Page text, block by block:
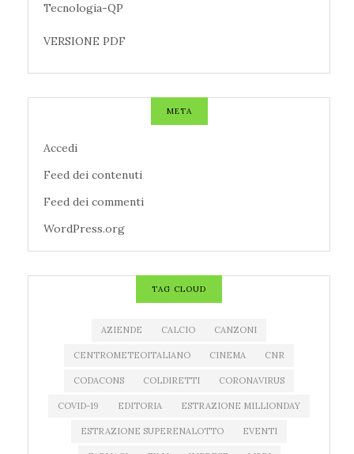
Tecnologia-QP
VERSIONE PDF
META
Accedi
Feed dei contenuti
Feed dei commenti
WordPress.org
TAG CLOUD
AZIENDE CALCIO CANZONI
CENTROMETEOITALIANO CINEMA CNR
CODACONS COLDIRETTI CORONAVIRUS
COVID-19 EDITORIA ESTRAZIONE MILLIONDAY
ESTRAZIONE SUPERENALOTTO EVENTI